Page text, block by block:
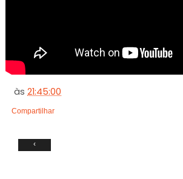
às21:45:00
Compartilhar
‹